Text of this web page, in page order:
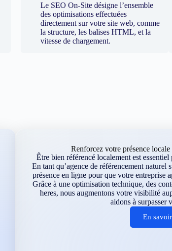
Le SEO On-Site désigne l’ensemble
des optimisations effectuées
directement sur votre site web, comme
la structure, les balises HTML, et la
vitesse de chargement.
Renforcez votre présence
Être bien référencé localement est
En tant qu’agence de référencement naturel
présence en ligne pour que votre entreprise
Grâce à une optimisation technique, des
heres, nous augmentons votre visibilité
aidons à surpasser
En